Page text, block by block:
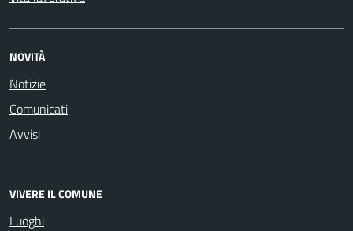
NOVITÀ
Notizie
Comunicati
Avvisi
VIVERE IL COMUNE
Luoghi